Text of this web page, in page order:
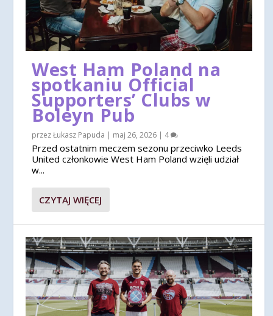
West Ham Poland na
spotkaniu Official
Supporters’ Clubs w
Boleyn Pub
przezŁukasz Papuda | maj 26, 2026 | 4
Przed ostatnim meczem sezonu przeciwko Leeds
United członkowie West Ham Poland wzięli udział
w...
CZYTAJ WIĘCEJ